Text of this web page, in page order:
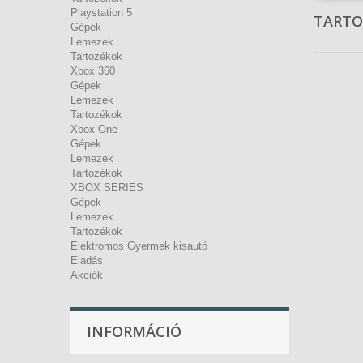
Playstation 5
Gépek
Lemezek
Tartozékok
Xbox 360
Gépek
Lemezek
Tartozékok
Xbox One
Gépek
Lemezek
Tartozékok
XBOX SERIES
Gépek
Lemezek
Tartozékok
Elektromos Gyermek kisautó
Eladás
Akciók
INFORMÁCIÓ